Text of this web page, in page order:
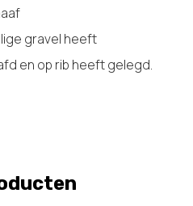
gravel heeft
en op rib heeft gelegd.